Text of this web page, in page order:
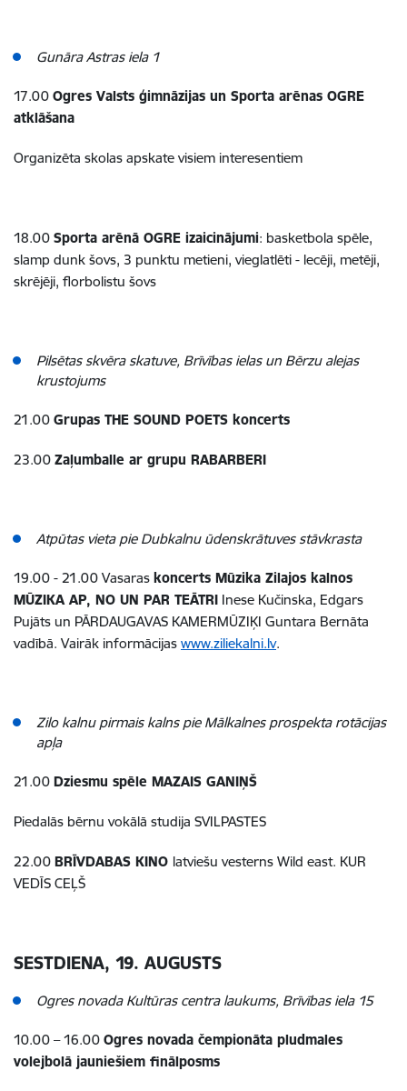
Gunāra Astras iela 1
17.00 Ogres Valsts ģimnāzijas un Sporta arēnas OGRE
atklāšana
Organizēta skolas apskate visiem interesentiem
18.00 Sporta arēnā OGRE izaicinājumi: basketbola spēle,
slamp dunk šovs, 3 punktu metieni, vieglatlēti - lecēji, metēji,
skrējēji, florbolistu šovs
Pilsētas skvēra skatuve, Brīvības ielas un Bērzu alejas
krustojums
21.00 Grupas THE SOUND POETS koncerts
23.00 Zaļumballe ar grupu RABARBERI
Atpūtas vieta pie Dubkalnu ūdenskrātuves stāvkrasta
19.00 - 21.00 Vasaras koncerts Mūzika Zilajos kalnos
MŪZIKA AP, NO UN PAR TEĀTRI Inese Kučinska, Edgars
Pujāts un PĀRDAUGAVAS KAMERMŪZIĶI Guntara Bernāta
vadībā. Vairāk informācijas www.ziliekalni.lv.
Zilo kalnu pirmais kalns pie Mālkalnes prospekta rotācijas
apļa
21.00 Dziesmu spēle MAZAIS GANIŅŠ
Piedalās bērnu vokālā studija SVILPASTES
22.00 BRĪVDABAS KINO latviešu vesterns Wild east. KUR
VEDĪS CEĻŠ
SESTDIENA, 19. AUGUSTS
Ogres novada Kultūras centra laukums, Brīvības iela 15
10.00 – 16.00 Ogres novada čempionāta pludmales
volejbolā jauniešiem finālposms